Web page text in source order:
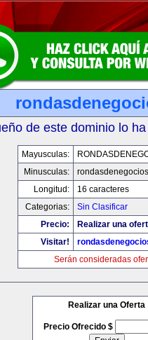
de este dominio lo
Mayusculas:
Minusculas:
Longitud:
16 caracteres
Categorias:
Sin Clasificar
Precio:
Realizar una
Visitar!
Serán consideradas
Realizar una Oferta
Precio Ofrecido $